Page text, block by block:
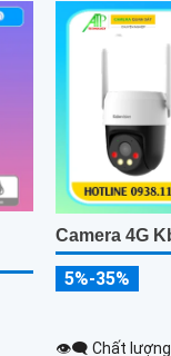
Camera 4G
5%-35%
👁️‍🗨 Chất lượng